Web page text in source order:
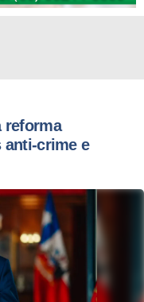
reforma
crime e